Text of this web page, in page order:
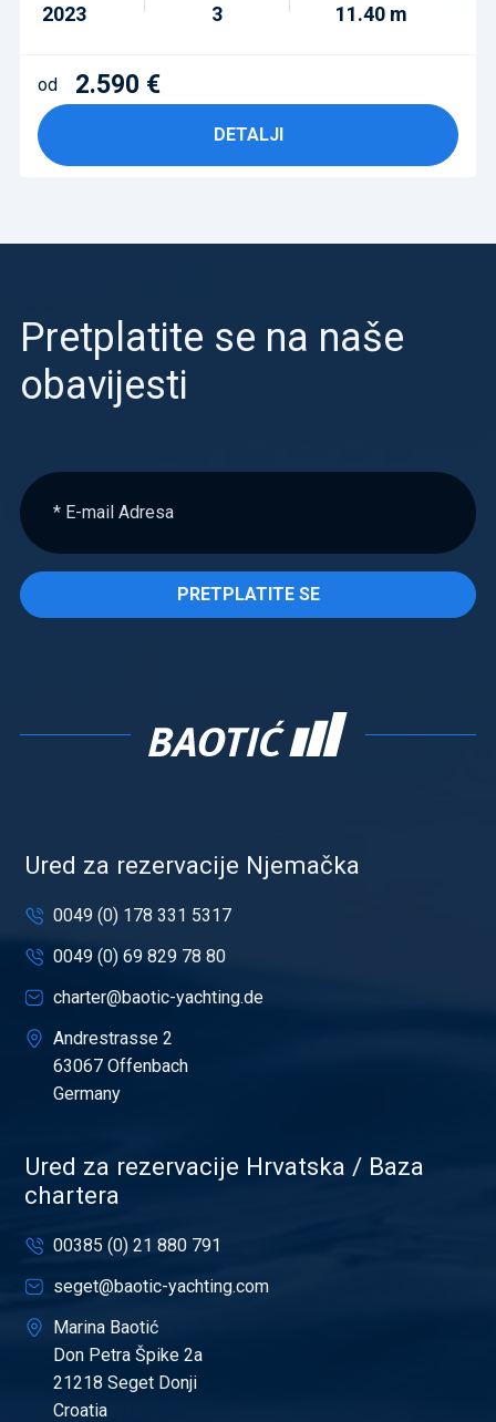
2023 3 11.40 m
od 2.590 €
DETALJI
Pretplatite se na naše
obavijesti
PRETPLATITE SE
Ured za rezervacije Njemačka
0049 (0) 178 331 5317
0049 (0) 69 829 78 80
charter@baotic-yachting.de
Andrestrasse 2
63067 Offenbach
Germany
Ured za rezervacije Hrvatska / Baza
chartera
00385 (0) 21 880 791
seget@baotic-yachting.com
Marina Baotić
Don Petra Špike 2a
21218 Seget Donji
Croatia